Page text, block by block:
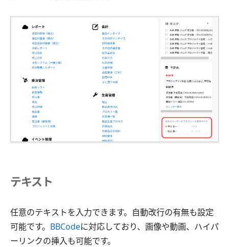
テキスト
任意のテキストを入力できます。自動改行の有無も設定
可能です。 BBCodeに対応しており、画像や動画、ハイパ
ーリンクの挿入も可能です。